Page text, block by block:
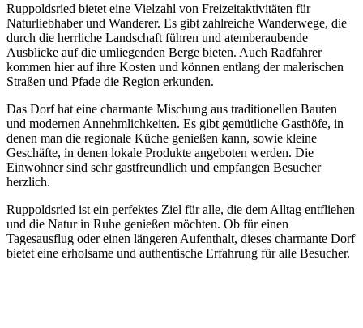
Ruppoldsried bietet eine Vielzahl von Freizeitaktivitäten für
Naturliebhaber und Wanderer. Es gibt zahlreiche Wanderwege, die
durch die herrliche Landschaft führen und atemberaubende
Ausblicke auf die umliegenden Berge bieten. Auch Radfahrer
kommen hier auf ihre Kosten und können entlang der malerischen
Straßen und Pfade die Region erkunden.
Das Dorf hat eine charmante Mischung aus traditionellen Bauten
und modernen Annehmlichkeiten. Es gibt gemütliche Gasthöfe, in
denen man die regionale Küche genießen kann, sowie kleine
Geschäfte, in denen lokale Produkte angeboten werden. Die
Einwohner sind sehr gastfreundlich und empfangen Besucher
herzlich.
Ruppoldsried ist ein perfektes Ziel für alle, die dem Alltag entfliehen
und die Natur in Ruhe genießen möchten. Ob für einen
Tagesausflug oder einen längeren Aufenthalt, dieses charmante Dorf
bietet eine erholsame und authentische Erfahrung für alle Besucher.